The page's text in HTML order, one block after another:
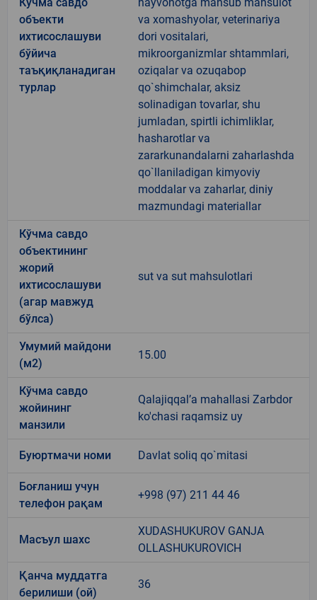
объекти
ихтисослашуви
бўйича
таъқиқланадиган
турлар
va xomashyolar, veterinariya
dori vositalari,
mikroorganizmlar shtammlari,
oziqalar va ozuqabop
qo`shimchalar, aksiz
solinadigan tovarlar, shu
jumladan, spirtli ichimliklar,
hasharotlar va
zararkunandalarni zaharlashda
qo`llaniladigan kimyoviy
moddalar va zaharlar, diniy
mazmundagi materiallar
Кўчма савдо
объектининг
жорий
ихтисослашуви
(агар мавжуд
бўлса)
sut va sut mahsulotlari
Умумий майдони
(м2)
15.00
Кўчма савдо
жойининг
манзили
Qalajiqqal’a mahallasi Zarbdor
ko'chasi raqamsiz uy
Буюртмачи номи Davlat soliq qo`mitasi
Боғланиш учун
телефон рақам
+998 (97) 211 44 46
Масъул шахс
XUDASHUKUROV GANJA
OLLASHUKUROVICH
Қанча муддатга
берилиши (ой)
36